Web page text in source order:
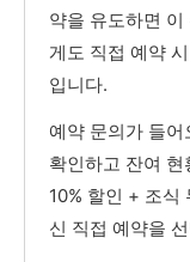
약을 유도하면
게도 직접 예약
입니다.
예약 문의가 들
확인하고 잔여
10% 할인 + 조식
신 직접 예약을